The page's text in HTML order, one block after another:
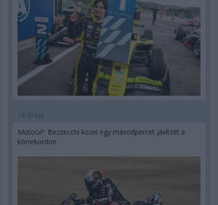
16 órája
MotoGP: Bezzecchi közel egy másodpercet javított a
körrekordon